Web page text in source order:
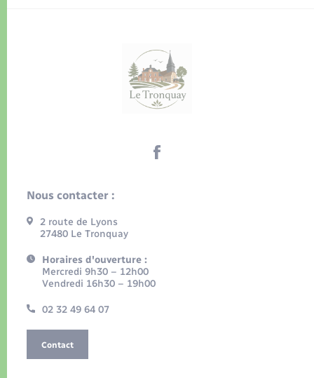
Nous contacter :
2 route de Lyons
27480 Le Tronquay
Horaires d'ouverture :
Mercredi 9h30 – 12h00
Vendredi 16h30 – 19h00
02 32 49 64 07
Contact